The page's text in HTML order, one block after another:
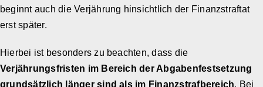
beginnt auch die Verjährung hinsichtlich der Finanzstraftat
erst später.
Hierbei ist besonders zu beachten, dass die
Verjährungsfristen im Bereich der Abgabenfestsetzung
grundsätzlich länger sind als im Finanzstrafbereich. Bei